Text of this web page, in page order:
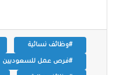
#وظائف نسائية
#فرص عمل للسعوديين